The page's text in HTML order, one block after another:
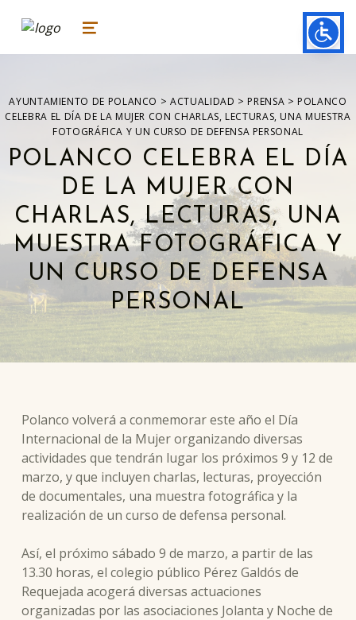
ayuntamiento de polanco
AYUNTAMIENTO DE POLANCO MENU
AYUNTAMIENTO DE POLANCO >ACTUALIDAD > PRENSA > POLANCO
CELEBRA EL DÍA DE LA MUJER CON CHARLAS, LECTURAS, UNA MUESTRA
FOTOGRÁFICA Y UN CURSO DE DEFENSA PERSONAL
POLANCO CELEBRA EL DÍA
DE LA MUJER CON
CHARLAS, LECTURAS, UNA
MUESTRA FOTOGRÁFICA Y
UN CURSO DE DEFENSA
PERSONAL
Polanco volverá a conmemorar este año el Día
Internacional de la Mujer organizando diversas
actividades que tendrán lugar los próximos 9 y 12 de
marzo, y que incluyen charlas, lecturas, proyección
de documentales, una muestra fotográfica y la
realización de un curso de defensa personal.
Así, el próximo sábado 9 de marzo, a partir de las
13.30 horas, el colegio público Pérez Galdós de
Requejada acogerá diversas actuaciones
organizadas por las asociaciones Jolanta y Noche de